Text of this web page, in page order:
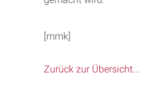
[mmk]
Zurück zur Übersicht...